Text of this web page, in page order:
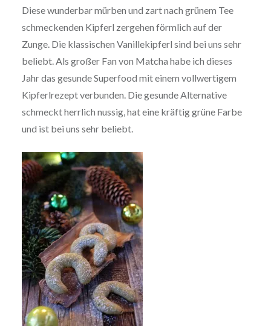
Diese wunderbar mürben und zart nach grünem Tee
schmeckenden Kipferl zergehen förmlich auf der
Zunge. Die klassischen Vanillekipferl sind bei uns sehr
beliebt. Als großer Fan von Matcha habe ich dieses
Jahr das gesunde Superfood mit einem vollwertigem
Kipferlrezept verbunden. Die gesunde Alternative
schmeckt herrlich nussig, hat eine kräftig grüne Farbe
und ist bei uns sehr beliebt.